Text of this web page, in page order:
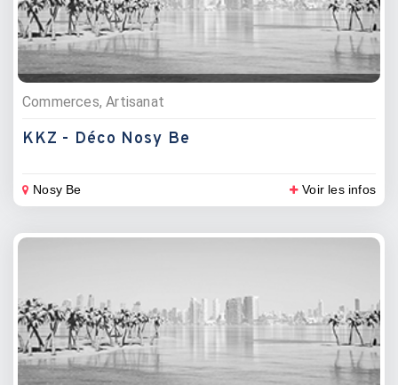
Commerces, Artisanat
KKZ - Déco Nosy Be
Nosy Be Voir les infos